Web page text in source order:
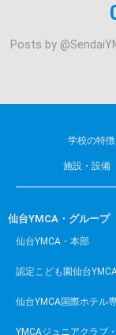
Posts by @
学校の特徴
施設・設備
仙台YMCA・グループ
仙台YMCA・本部
認定こども園仙台
仙台YMCA国際ホテル
YMCAジュニアクラブ